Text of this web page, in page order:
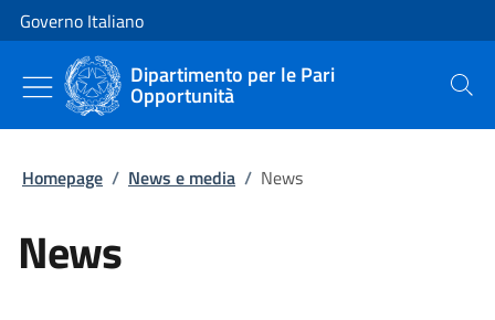
Vai al contenuto
Vai alla navigazione del sito
Governo Italiano
Dipartimento per le Pari
Opportunità Cerca
Homepage / News e media / News
News